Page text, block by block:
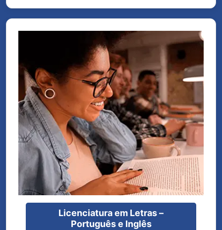
Licenciatura em Letras –
Português e Inglês